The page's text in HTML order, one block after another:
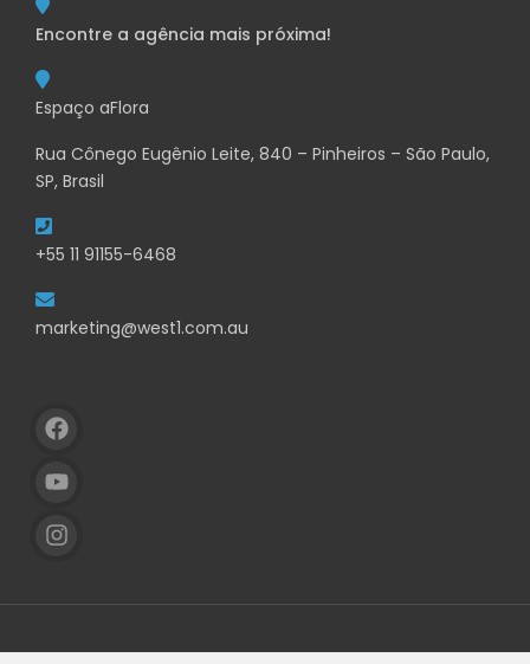
Encontre a agência mais próxima!
Espaço aFlora
Rua Cônego Eugênio Leite, 840 – Pinheiros – São Paulo,
SP, Brasil
+55 11 91155-6468
marketing@west1.com.au